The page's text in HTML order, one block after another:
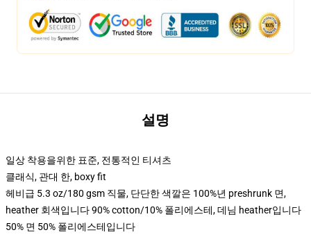
설명
일상 착용을위한 표준, 전통적인 티셔츠
클래식, 관대 한, boxy fit
헤비급 5.3 oz/180 gsm 직물, 단단한 색깔은 100%년 preshrunk 면,
heather 회색입니다 90% cotton/10% 폴리에스테, 데님 heather입니다
50% 면 50% 폴리에스테입니다